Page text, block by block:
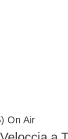
On Air